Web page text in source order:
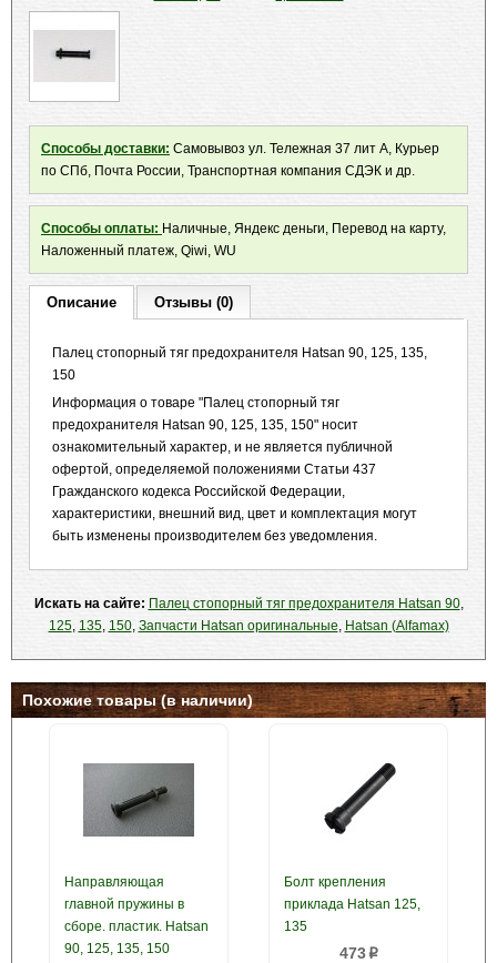
Способы доставки: Самовывоз ул. Тележная 37 лит А, Курьер
по СПб, Почта России, Транспортная компания СДЭК и др.
Способы оплаты: Наличные, Яндекс деньги, Перевод на карту,
Наложенный платеж, Qiwi, WU
Описание Отзывы (0)
Палец стопорный тяг предохранителя Hatsan 90, 125, 135,
150
Информация о товаре "Палец стопорный тяг
предохранителя Hatsan 90, 125, 135, 150" носит
ознакомительный характер, и не является публичной
офертой, определяемой положениями Статьи 437
Гражданского кодекса Российской Федерации,
характеристики, внешний вид, цвет и комплектация могут
быть изменены производителем без уведомления.
Искать на сайте: Палец стопорный тяг предохранителя Hatsan 90,
125, 135, 150, Запчасти Hatsan оригинальные, Hatsan (Alfamax)
Похожие товары (в наличии)
Направляющая
главной пружины в
сборе. пластик. Hatsan
90, 125, 135, 150
Болт крепления
приклада Hatsan 125,
135
473p